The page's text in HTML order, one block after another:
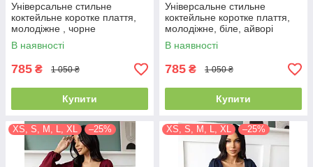
Універсальне стильне
коктейльне коротке плаття,
молодіжне , чорне
В наявності
785 ₴ 1 050 ₴
Купити
Універсальне стильне
коктейльне коротке плаття,
молодіжне, біле, айворі
В наявності
785 ₴ 1 050 ₴
Купити
XS, S, M, L, XL –25% XS, S, M, L, XL –25%